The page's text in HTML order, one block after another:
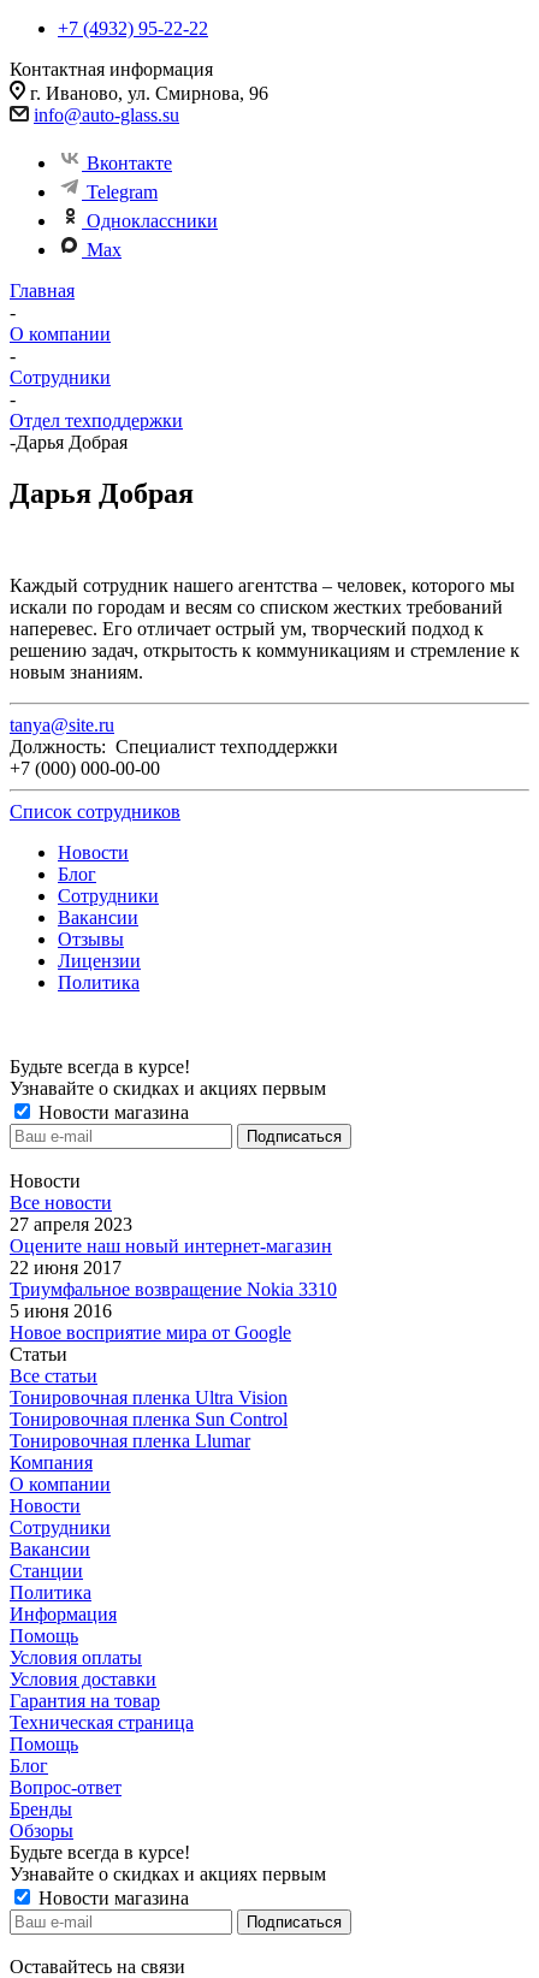
+7 (4932) 95-22-22
Контактная информация
г. Иваново, ул. Смирнова, 96
info@auto-glass.su
Вконтакте
Telegram
Одноклассники
Max
Главная
-
О компании
-
Сотрудники
-
Отдел техподдержки
-Дарья Добрая
Дарья Добрая
Каждый сотрудник нашего агентства – человек, которого мы
искали по городам и весям со списком жестких требований
наперевес. Его отличает острый ум, творческий подход к
решению задач, открытость к коммуникациям и стремление к
новым знаниям.
tanya@site.ru
Должность: Специалист техподдержки
+7 (000) 000-00-00
Список сотрудников
Новости
Блог
Сотрудники
Вакансии
Отзывы
Лицензии
Политика
Будьте всегда в курсе!
Узнавайте о скидках и акциях первым
Новости магазина
Новости
Все новости
27 апреля 2023
Оцените наш новый интернет-магазин
22 июня 2017
Триумфальное возвращение Nokia 3310
5 июня 2016
Новое восприятие мира от Google
Статьи
Все статьи
Тонировочная пленка Ultra Vision
Тонировочная пленка Sun Control
Тонировочная пленка Llumar
Компания
О компании
Новости
Сотрудники
Вакансии
Станции
Политика
Информация
Помощь
Условия оплаты
Условия доставки
Гарантия на товар
Техническая страница
Помощь
Блог
Вопрос-ответ
Бренды
Обзоры
Будьте всегда в курсе!
Узнавайте о скидках и акциях первым
Новости магазина
Оставайтесь на связи